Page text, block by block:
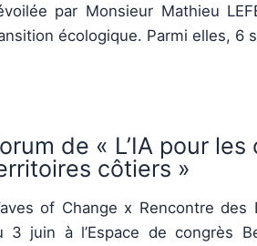
par Monsieur Mathieu
écologique. Parmi elles, 6
de « L’IA pour
côtiers »
of Change x Rencontre des
3 juin à l’Espace de congrès